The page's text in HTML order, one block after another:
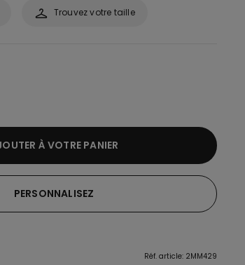
Trouvez votre taille
À VOTRE PANIER
PERSONNALISEZ
Réf. article: 2MM429